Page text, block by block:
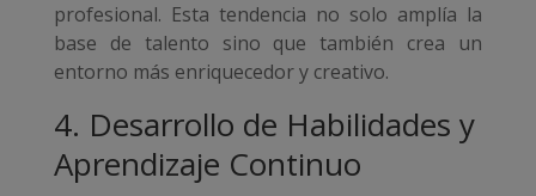
profesional. Esta tendencia no solo amplía la
base de talento sino que también crea un
entorno más enriquecedor y creativo.
4. Desarrollo de Habilidades y
Aprendizaje Continuo